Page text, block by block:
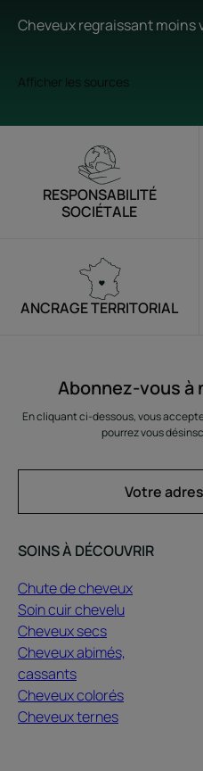
Cheveux regraissant moins
Afficher les sources
RESPONSABILITÉ
SOCIÉTALE
ANCRAGE TERRITORIAL
Abonnez-vous
En cliquant ci-dessous, vous
pourrez vous
Votre
SOINS À DÉCOUVRIR
Chute de cheveux
Soin cuir chevelu
Cheveux secs
Cheveux abimés,
cassants
Cheveux colorés
Cheveux ternes